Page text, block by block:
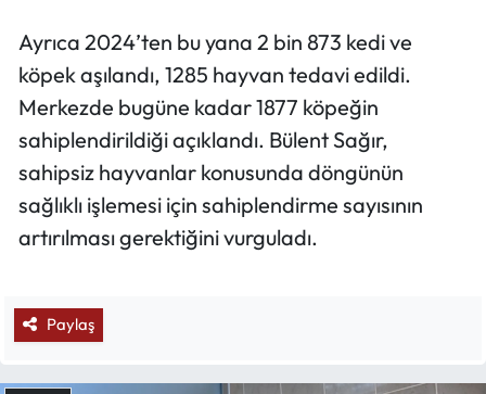
Ayrıca 2024’ten bu yana 2 bin 873 kedi ve
köpek aşılandı, 1285 hayvan tedavi edildi.
Merkezde bugüne kadar 1877 köpeğin
sahiplendirildiği açıklandı. Bülent Sağır,
sahipsiz hayvanlar konusunda döngünün
sağlıklı işlemesi için sahiplendirme sayısının
artırılması gerektiğini vurguladı.
Paylaş